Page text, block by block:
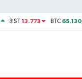
BİST13.773 BTC